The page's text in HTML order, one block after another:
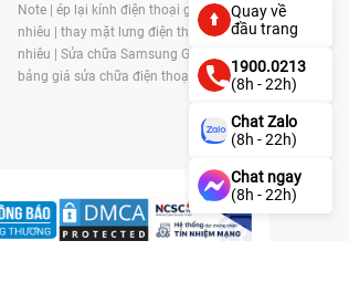
Note | ép lại kính điện thoại giá bao
nhiêu | thay mặt lưng điện thoại giá bao
nhiêu | Sửa chữa Samsung Galaxy S |
bảng giá sửa chữa điện thoại samsung |
Quay về
đầu trang
1900.0213
(8h - 22h)
Chat Zalo
(8h - 22h)
Chat ngay
(8h - 22h)